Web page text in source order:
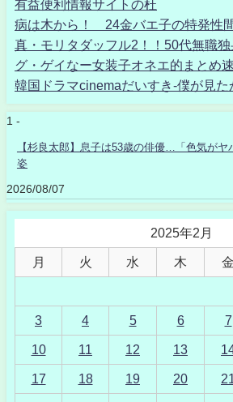
有益便利情報サイトの杜
病は木から！ 24金バエ子の特発性
真・モリタダッフル2！！50代無職
グ・ゲイなー女装子オネエ的まとめ
韓国ドラマcinemaだいすき-僕が見た
1 -
【杉良太郎】息子は53歳の俳優…「色気がヤ
姿
2026/08/07
2025年2月
月 火 水 木 金
3 4 5 6 7
10 11 12 13
17 18 19 20 21